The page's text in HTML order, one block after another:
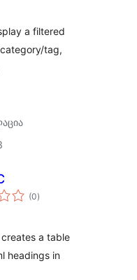
a filtered
tag,
(0საერთო
რეიტინგი
)
a table
headings in